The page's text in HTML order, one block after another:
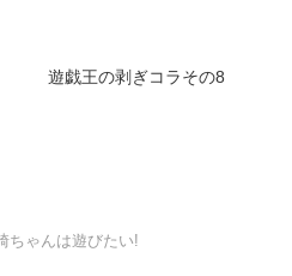
遊戯王の剥ぎコラその8
ちゃんは遊びたい!